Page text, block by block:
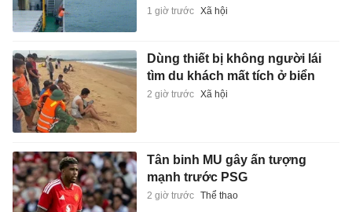
1 giờ trước Xã hội
Dùng thiết bị không người lái
tìm du khách mất tích ở biển
2 giờ trước Xã hội
Tân binh MU gây ấn tượng
mạnh trước PSG
2 giờ trước Thể thao